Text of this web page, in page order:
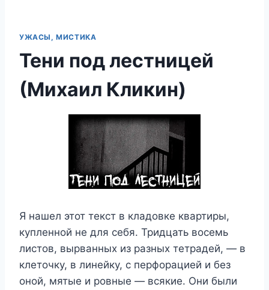
УЖАСЫ, МИСТИКА
Тени под лестницей
(Михаил Кликин)
Я нашел этот текст в кладовке квартиры,
купленной не для себя. Тридцать восемь
листов, вырванных из разных тетрадей, — в
клеточку, в линейку, с перфорацией и без
оной, мятые и ровные — всякие. Они были